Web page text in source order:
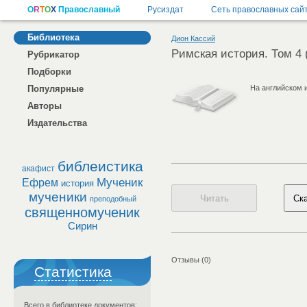
Библиотека
Рубрикатор
Подборки
Популярные
Авторы
Издательства
акафист библеистика
Ефрем история Мученик
мученики преподобный
священномученик
Сирин
Статистика
Всего в библиотеке документов:
Дион Кассий
Римская история. Том 4
На английском
Отзывы (0)